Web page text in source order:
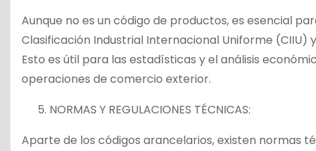
Aunque no es un código de productos, es esencial
Clasificación Industrial Internacional Uniforme (CIIU)
Esto es útil para las estadísticas y el análisis
operaciones de comercio exterior.
NORMAS Y REGULACIONES TÉCNICAS:
Aparte de los códigos arancelarios, existen normas